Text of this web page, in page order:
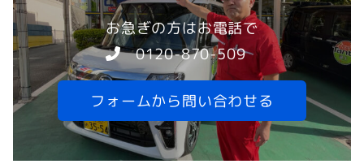
お急ぎの方はお電話で
0120-870-509
フォームから問い合わせる